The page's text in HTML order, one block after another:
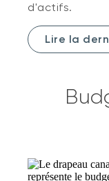
d'actifs.
Lire la